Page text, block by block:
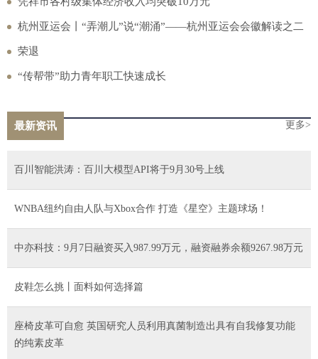
杭州亚运会丨“弄潮儿”说“潮涌”——杭州亚运会会徽解读之二
荣退
“传帮带”助力青年职工快速成长
最新资讯 更多>
百川智能洪涛：百川大模型API将于9月30号上线
WNBA纽约自由人队与Xbox合作 打造《星空》主题球场！
中亦科技：9月7日融资买入987.99万元，融资融券余额9267.98万元
皮鞋怎么挑丨面料如何选择篇
座椅皮革可自愈 英国研究人员利用真菌制造出具有自我修复功能
的纯素皮革